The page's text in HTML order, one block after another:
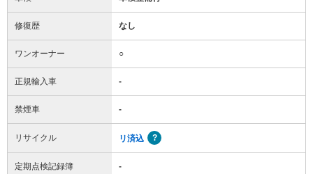
修復歴 なし
ワンオーナー ○
正規輸入車 -
禁煙車 -
リサイクル リ済込
定期点検記録簿 -